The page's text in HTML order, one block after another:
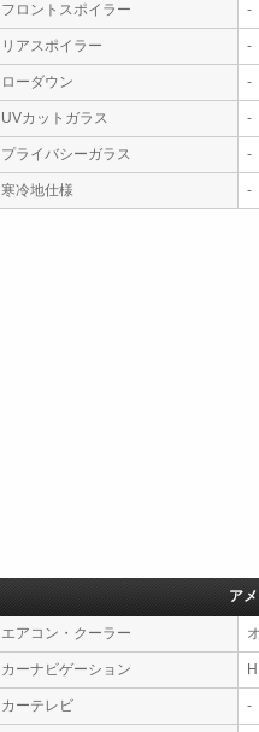
フロントスポイラー -
リアスポイラー -
ローダウン -
UVカットガラス -
プライバシーガラス -
寒冷地仕様 -
ア
エアコン・クーラー
カーナビゲーション
カーテレビ -